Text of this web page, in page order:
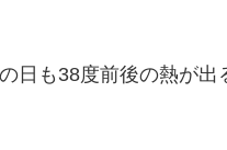
日も38度前後の熱が出